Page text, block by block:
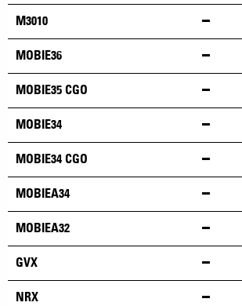
M3010
MOBIE36
MOBIE35 CGO
MOBIE34
MOBIE34 CGO
MOBIEA34
MOBIEA32
GVX
NRX